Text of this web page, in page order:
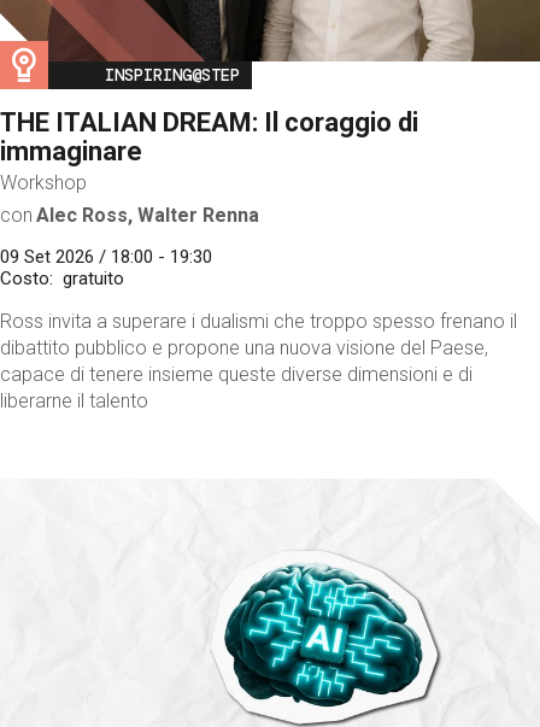
Image
INSPIRING@STEP
THE ITALIAN DREAM: Il coraggio di
immaginare
Workshop
con Alec Ross, Walter Renna
09 Set 2026 / 18:00 - 19:30
Costo
gratuito
Ross invita a superare i dualismi che troppo spesso frenano il
dibattito pubblico e propone una nuova visione del Paese,
capace di tenere insieme queste diverse dimensioni e di
liberarne il talento